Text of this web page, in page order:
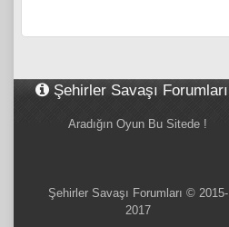
Şehirler Savaşı Forumları
Aradığın Oyun Bu Sitede !
Şehirler Savaşı Forumları © 2015-
2017